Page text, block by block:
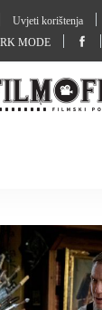
Uvjeti korištenja
MODE